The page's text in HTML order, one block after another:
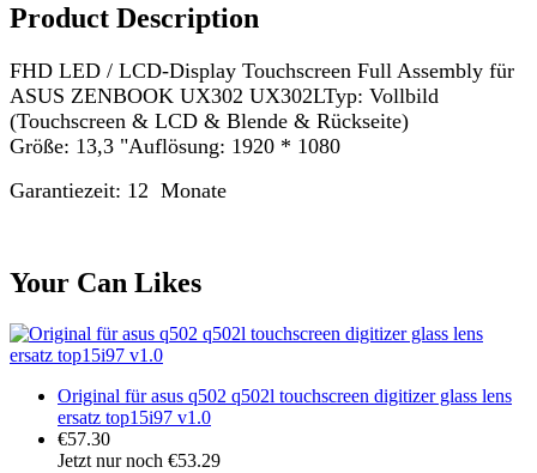
Product Description
FHD LED / LCD-Display Touchscreen Full Assembly für
ASUS ZENBOOK UX302 UX302LTyp: Vollbild
(Touchscreen & LCD & Blende & Rückseite)
Größe: 13,3 "Auflösung: 1920 * 1080
Garantiezeit: 12 Monate
Your Can Likes
Original für asus q502 q502l touchscreen digitizer glass lens
ersatz top15i97 v1.0
€57.30
Jetzt nur noch €53.29